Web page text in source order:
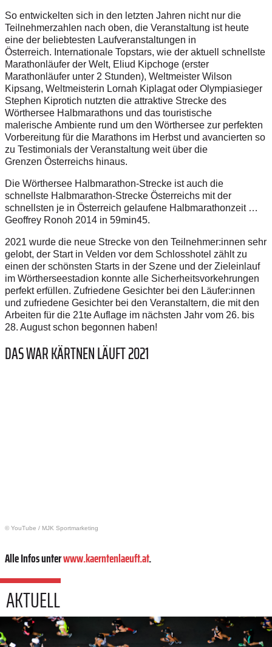
So entwickelten sich in den letzten Jahren nicht nur die
Teilnehmerzahlen nach oben, die Veranstaltung ist heute
eine der beliebtesten Laufveranstaltungen in
Österreich. Internationale Topstars, wie der aktuell schnellste
Marathonläufer der Welt, Eliud Kipchoge (erster
Marathonläufer unter 2 Stunden), Weltmeister Wilson
Kipsang, Weltmeisterin Lornah Kiplagat oder Olympiasieger
Stephen Kiprotich nutzten die attraktive Strecke des
Wörthersee Halbmarathons und das touristische
malerische Ambiente rund um den Wörthersee zur perfekten
Vorbereitung für die Marathons im Herbst und avancierten so
zu Testimonials der Veranstaltung weit über die
Grenzen Österreichs hinaus.
Die Wörthersee Halbmarathon-Strecke ist auch die
schnellste Halbmarathon-Strecke Österreichs mit der
schnellsten je in Österreich gelaufene Halbmarathonzeit …
Geoffrey Ronoh 2014 in 59min45.
2021 wurde die neue Strecke von den Teilnehmer:innen sehr
gelobt, der Start in Velden vor dem Schlosshotel zählt zu
einen der schönsten Starts in der Szene und der Zieleinlauf
im Wörtherseestadion konnte alle Sicherheitsvorkehrungen
perfekt erfüllen. Zufriedene Gesichter bei den Läufer:innen
und zufriedene Gesichter bei den Veranstaltern, die mit den
Arbeiten für die 21te Auflage im nächsten Jahr vom 26. bis
28. August schon begonnen haben!
DAS WAR KÄRTNEN LÄUFT 2021
© YouTube / MJK Sportmarketing
Alle Infos unterwww.kaerntenlaeuft.at.
AKTUELL